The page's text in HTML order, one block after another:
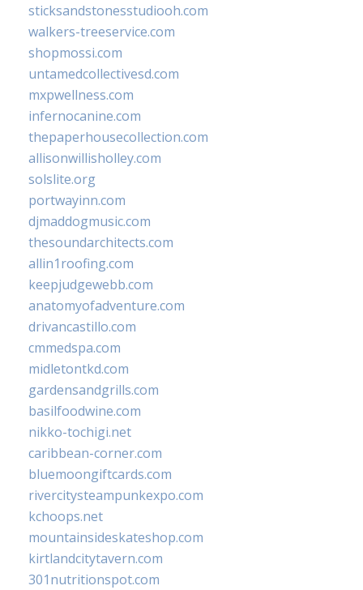
sticksandstonesstudiooh.com
walkers-treeservice.com
shopmossi.com
untamedcollectivesd.com
mxpwellness.com
infernocanine.com
thepaperhousecollection.com
allisonwillisholley.com
solslite.org
portwayinn.com
djmaddogmusic.com
thesoundarchitects.com
allin1roofing.com
keepjudgewebb.com
anatomyofadventure.com
drivancastillo.com
cmmedspa.com
midletontkd.com
gardensandgrills.com
basilfoodwine.com
nikko-tochigi.net
caribbean-corner.com
bluemoongiftcards.com
rivercitysteampunkexpo.com
kchoops.net
mountainsideskateshop.com
kirtlandcitytavern.com
301nutritionspot.com